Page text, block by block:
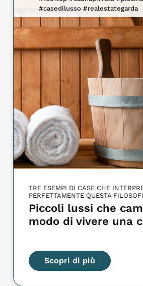
#casedilusso #realestategarda
TRE ESEMPI DI CASE CHE
PERFETTAMENTE QUESTA
Piccoli lussi che
modo di vivere una
Scopri di più